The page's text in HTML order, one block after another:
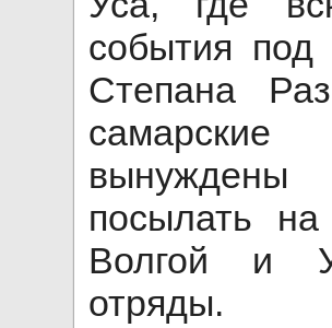
события под
Степана
посылать
Волгой и
отряды.